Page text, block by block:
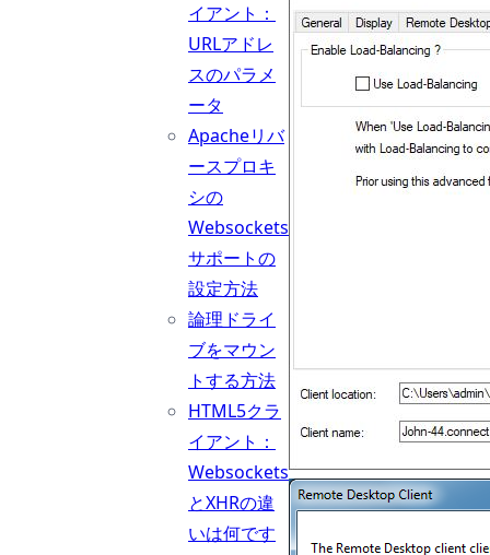
イアント：
URLアドレ
スのパラメ
ータ
Apacheリバ
ースプロキ
シの
Websockets
サポートの
設定方法
論理ドライ
ブをマウン
トする方法
HTML5クラ
イアント：
Websockets
とXHRの違
いは何です